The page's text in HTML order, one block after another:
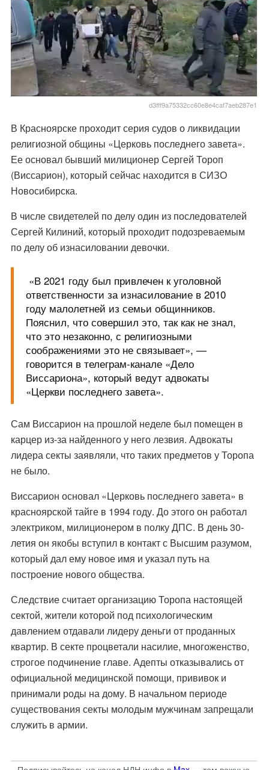
d3fff9a75332cc60e8e4caf7aeb287e1
В Красноярске проходит серия судов о ликвидации
религиозной общины «Церковь последнего завета».
Ее основал бывший милиционер Сергей Тороп
(Виссарион), который сейчас находится в СИЗО
Новосибирска.
В числе свидетелей по делу один из последователей
Сергей Килиний, который проходит подозреваемым
по делу об изнасиловании девочки.
«В 2021 году был привлечен к уголовной
ответственности за изнасилование в 2010
году малолетней из семьи общинников.
Пояснил, что совершил это, так как не знал,
что это незаконно, с религиозными
соображениями это не связывает», —
говорится в телеграм-канале «Дело
Виссариона», который ведут адвокаты
«Церкви последнего завета».
Сам Виссарион на прошлой неделе был помещен в
карцер из-за найденного у него лезвия. Адвокаты
лидера секты заявляли, что таких предметов у Торопа
не было.
Виссарион основал «Церковь последнего завета» в
красноярской тайге в 1994 году. До этого он работал
электриком, милиционером в полку ДПС. В день 30-
летия он якобы вступил в контакт с Высшим разумом,
который дал ему новое имя и указал путь на
построение нового общества.
Следствие считает организацию Торопа настоящей
сектой, жители которой под психологическим
давлением отдавали лидеру деньги от проданных
квартир. В секте процветали насилие, многоженство,
строгое подчинение главе. Адепты отказывались от
официальной медицинской помощи, прививок и
принимали роды на дому. В начальном периоде
существования секты молодым мужчинам запрещали
служить в армии.